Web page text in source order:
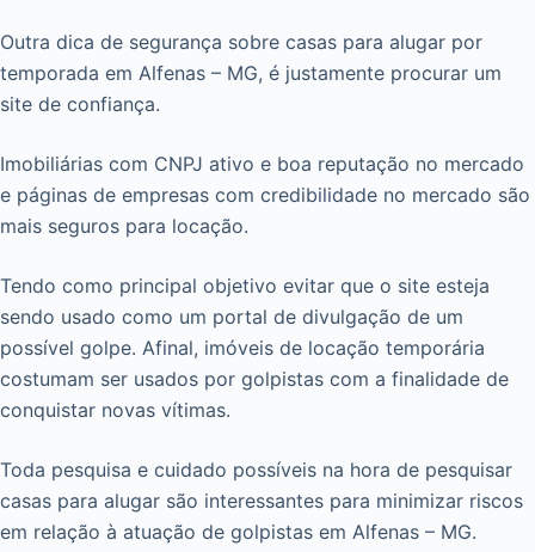
Outra dica de segurança sobre casas para alugar por
temporada em Alfenas – MG, é justamente procurar um
site de confiança.
Imobiliárias com CNPJ ativo e boa reputação no mercado
e páginas de empresas com credibilidade no mercado são
mais seguros para locação.
Tendo como principal objetivo evitar que o site esteja
sendo usado como um portal de divulgação de um
possível golpe. Afinal, imóveis de locação temporária
costumam ser usados por golpistas com a finalidade de
conquistar novas vítimas.
Toda pesquisa e cuidado possíveis na hora de pesquisar
casas para alugar são interessantes para minimizar riscos
em relação à atuação de golpistas em Alfenas – MG.